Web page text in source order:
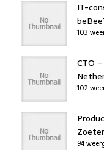
IT-
103
CTO
102
94